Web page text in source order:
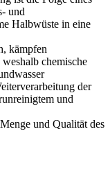
und
Halbwüste in eine
kämpfen
chemische
der
und
und Qualität des